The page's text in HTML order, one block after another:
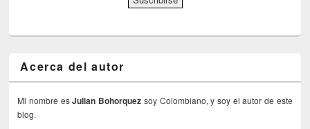
Acerca del autor
Mi nombre esJulian Bohorquez soy Colombiano, y soy el autor de este
blog.